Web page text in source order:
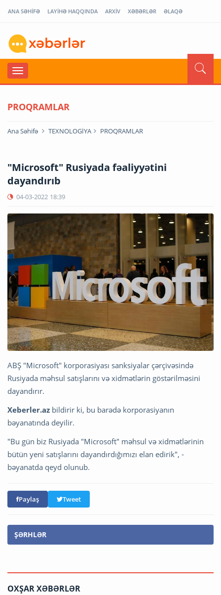
ANA SƏHİFƏ LAYİHƏ HAQQINDA ARXİV XƏBƏRLƏR ƏLAQƏ
PROQRAMLAR
Ana Səhifə TEXNOLOGİYA PROQRAMLAR
"Microsoft" Rusiyada fəaliyyətini
dayandırıb
04-03-2022 18:39
ABŞ "Microsoft" korporasiyası sanksiyalar çərçivəsində
Rusiyada məhsul satışlarını və xidmətlərin göstərilməsini
dayandırır.
Xeberler.az bildirir ki, bu barədə korporasiyanın
bəyanatında deyilir.
"Bu gün biz Rusiyada "Microsoft" məhsul və xidmətlərinin
bütün yeni satışlarını dayandırdığımızı elan edirik", -
bəyanatda qeyd olunub.
Paylaş Tweet
ŞƏRHLƏR
OXŞAR XƏBƏRLƏR